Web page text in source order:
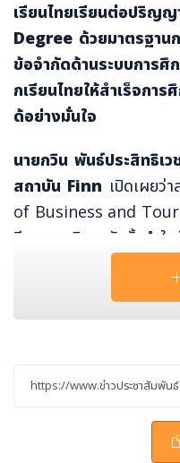
เรียนไทยเรียนต่อปริญ
Degree ด้วยมาตรฐาน
ข้อจำกัดด้านระบบการ
กเรียนไทยให้สำเร็จกา
ด้อย่างมั่นใจ
นายกวิน พันธ์ประสิทธิเ
สถาบัน Finn เปิดเผยว่
of Business and
รีจากมหาวิทยาลัยชั้นนำใน
วลาเพียง 3 ปี โดยใช้ระบ
นปีที่ 1 และ 2 ที่ประเทศไ
el 4 & Level 5